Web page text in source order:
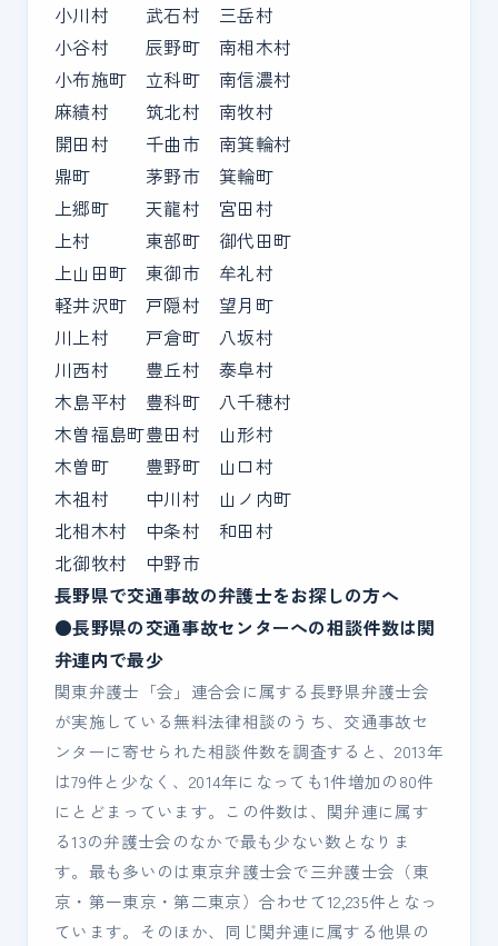
小川村
武石村
三岳村
小谷村
辰野町
南相木村
小布施町
立科町
南信濃村
麻績村
筑北村
南牧村
開田村
千曲市
南箕輪村
鼎町
茅野市
箕輪町
上郷町
天龍村
宮田村
上村
東部町
御代田町
上山田町
東御市
牟礼村
軽井沢町
戸隠村
望月町
川上村
戸倉町
八坂村
川西村
豊丘村
泰阜村
木島平村
豊科町
八千穂村
木曽福島町豊田村
山形村
木曽町
豊野町
山口村
木祖村
中川村
山ノ内町
北相木村
中条村
和田村
北御牧村
中野市
長野県で交通事故の弁護士をお探しの方へ
●長野県の交通事故センターへの相談件数は関
弁連内で最少
関東弁護士「会」連合会に属する長野県弁護士会
が実施している無料法律相談のうち、交通事故セ
ンターに寄せられた相談件数を調査すると、2013年
は79件と少なく、2014年になっても1件増加の80件
にとどまっています。この件数は、関弁連に属す
る13の弁護士会のなかで最も少ない数となりま
す。最も多いのは東京弁護士会で三弁護士会（東
京・第一東京・第二東京）合わせて12,235件となっ
ています。そのほか、同じ関弁連に属する他県の